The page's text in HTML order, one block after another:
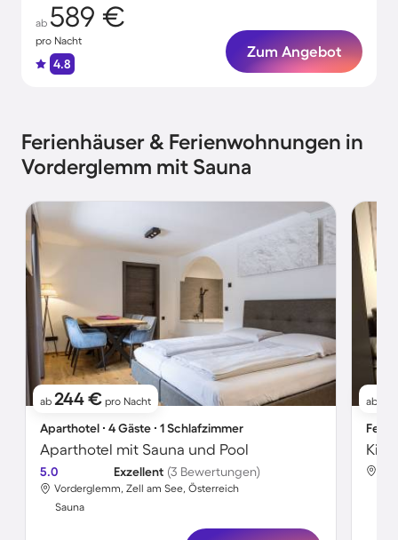
ab 589 €
pro Nacht
4.8
Zum Angebot
Ferienhäuser & Ferienwohnungen in
Vorderglemm mit Sauna
ab 244 € pro Nacht
Aparthotel ∙ 4 Gäste ∙ 1 Schlafzimmer
Aparthotel mit Sauna und Pool
5.0 Exzellent (3 Bewertungen)
Vorderglemm, Zell am See, Österreich
Sauna
ab